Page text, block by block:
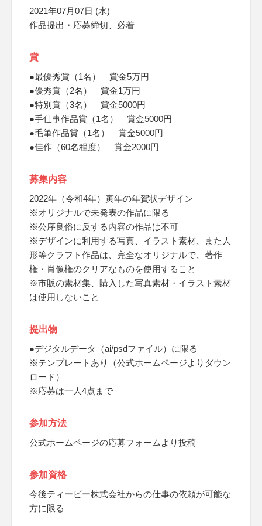
2021年07月07日 (水)
作品提出・応募締切、必着
賞
●最優秀賞（1名） 賞金5万円
●優秀賞（2名） 賞金1万円
●特別賞（3名） 賞金5000円
●手仕事作品賞（1名） 賞金5000円
●毛筆作品賞（1名） 賞金5000円
●佳作（60名程度） 賞金2000円
募集内容
2022年（令和4年）寅年の年賀状デザイン
※オリジナルで未発表の作品に限る
※公序良俗に反する内容の作品は不可
※デザインに利用する写真、イラスト素材、また人
形等クラフト作品は、完全なオリジナルで、著作
権・肖像権のクリアなものを使用すること
※市販の素材集、購入した写真素材・イラスト素材
は使用しないこと
提出物
●デジタルデータ（ai/psdファイル）に限る
※テンプレートあり（公式ホームページよりダウン
ロード）
※応募は一人4点まで
参加方法
公式ホームページの応募フォームより投稿
参加資格
今後ティービー株式会社からの仕事の依頼が可能な
方に限る